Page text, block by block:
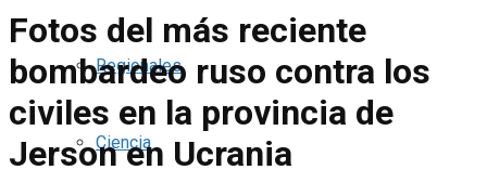
Regionales
Ciencia
Fotos del más reciente
bombardeo ruso contra los
civiles en la provincia de
Jerson en Ucrania